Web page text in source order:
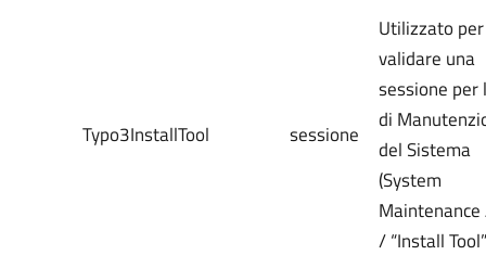
Typo3InstallTool sessione
Utilizzato per
validare una
sessione per
di
del Sistema
(System
Maintenance
/ “Install